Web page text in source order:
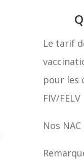
Le tarif
pour les
FIV/
Nos